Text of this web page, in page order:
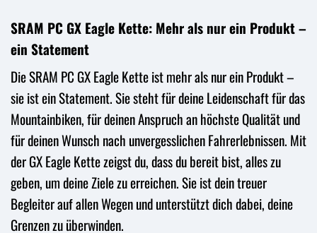
SRAM PC GX Eagle Kette: Mehr als nur ein Produkt –
ein Statement
Die SRAM PC GX Eagle Kette ist mehr als nur ein Produkt –
sie ist ein Statement. Sie steht für deine Leidenschaft für das
Mountainbiken, für deinen Anspruch an höchste Qualität und
für deinen Wunsch nach unvergesslichen Fahrerlebnissen. Mit
der GX Eagle Kette zeigst du, dass du bereit bist, alles zu
geben, um deine Ziele zu erreichen. Sie ist dein treuer
Begleiter auf allen Wegen und unterstützt dich dabei, deine
Grenzen zu überwinden.